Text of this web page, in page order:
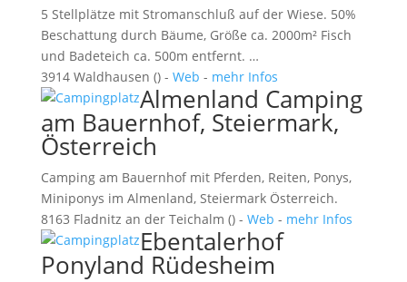
5 Stellplätze mit Stromanschluß auf der Wiese. 50%
Beschattung durch Bäume, Größe ca. 2000m² Fisch
und Badeteich ca. 500m entfernt. …
3914 Waldhausen () - Web - mehr Infos
Almenland Camping
am Bauernhof, Steiermark,
Österreich
Camping am Bauernhof mit Pferden, Reiten, Ponys,
Miniponys im Almenland, Steiermark Österreich.
8163 Fladnitz an der Teichalm () - Web - mehr Infos
Ebentalerhof
Ponyland Rüdesheim